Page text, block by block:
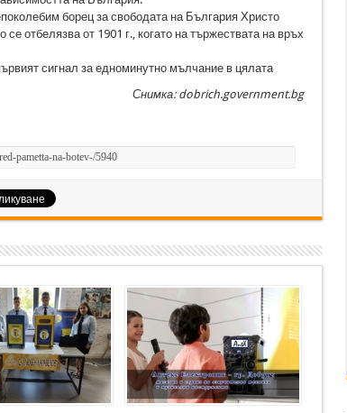
борец за свободата на България Христо
отбелязва от 1901 г., когато на тържествата на връх
сигнал за едноминутно мълчание в цялата
Снимка: dobrich.government.bg